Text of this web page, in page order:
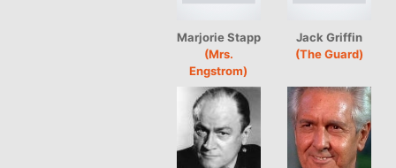
Marjorie Stapp
(Mrs.
Engstrom)
Jack Griffin
(The Guard)